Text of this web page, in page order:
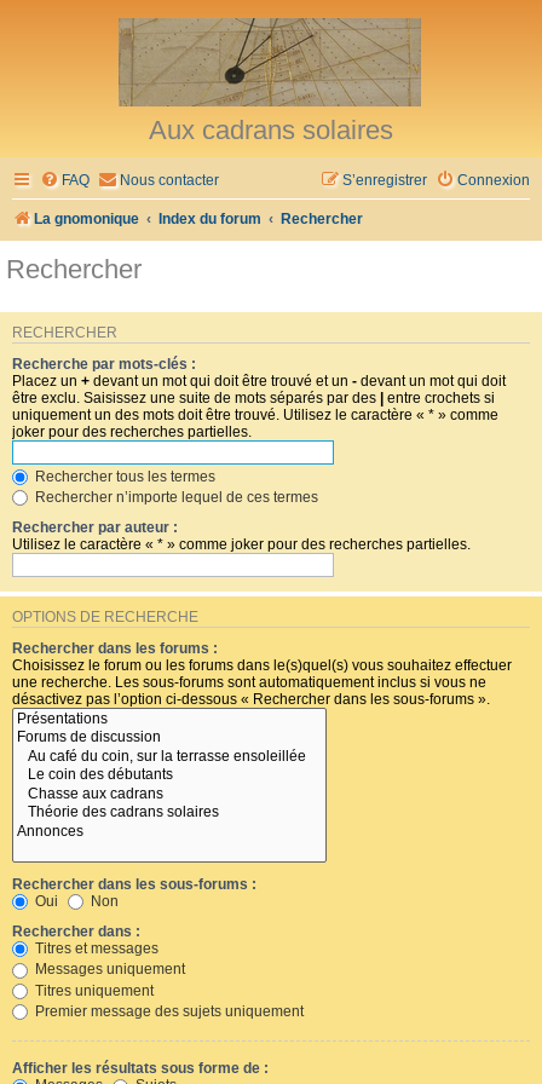
Aux cadrans solaires
FAQ Nous contacter Connexion
S’enregistrer
La gnomonique Index du forum Rechercher
Rechercher
RECHERCHER
Recherche par mots-clés :
Placez un + devant un mot qui doit être trouvé et un - devant un mot qui doit
être exclu. Saisissez une suite de mots séparés par des | entre crochets si
uniquement un des mots doit être trouvé. Utilisez le caractère « * » comme
joker pour des recherches partielles.
Rechercher tous les termes
Rechercher n’importe lequel de ces termes
Rechercher par auteur :
Utilisez le caractère « * » comme joker pour des recherches partielles.
OPTIONS DE RECHERCHE
Rechercher dans les forums :
Choisissez le forum ou les forums dans le(s)quel(s) vous souhaitez effectuer
une recherche. Les sous-forums sont automatiquement inclus si vous ne
désactivez pas l’option ci-dessous « Rechercher dans les sous-forums ».
Rechercher dans les sous-forums :
Oui
Non
Rechercher dans :
Titres et messages
Messages uniquement
Titres uniquement
Premier message des sujets uniquement
Afficher les résultats sous forme de :